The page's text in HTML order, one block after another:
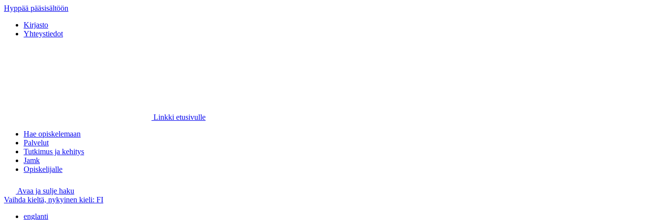
Hyppää pääsisältöön
Kirjasto
Yhteystiedot
Linkki etusivulle
Hae opiskelemaan
Palvelut
Tutkimus ja kehitys
Jamk
Opiskelijalle
Avaa ja sulje haku
Vaihda kieltä, nykyinen kieli: FI
englanti